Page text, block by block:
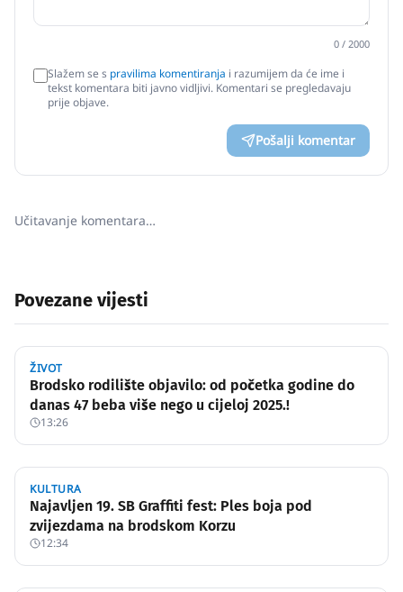
0 / 2000
Slažem se s pravilima komentiranja i razumijem da će ime i
tekst komentara biti javno vidljivi. Komentari se pregledavaju
prije objave.
Pošalji komentar
Učitavanje komentara…
Povezane vijesti
ŽIVOT
Brodsko rodilište objavilo: od početka godine do
danas 47 beba više nego u cijeloj 2025.!
13:26
KULTURA
Najavljen 19. SB Graffiti fest: Ples boja pod
zvijezdama na brodskom Korzu
12:34